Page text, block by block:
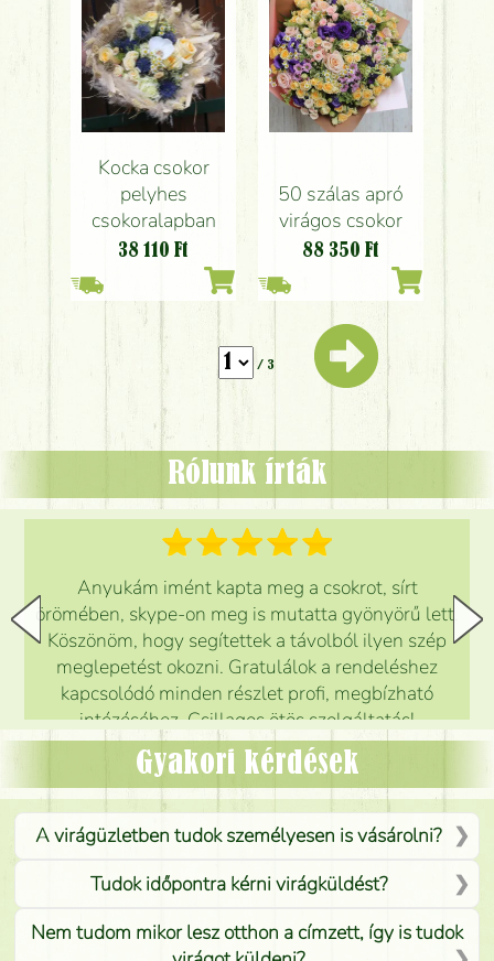
Kocka csokor
pelyhes
csokoralapban
38 110 Ft
50 szálas apró
virágos csokor
88 350 Ft
/ 3
Rólunk írták
Anyukám imént kapta meg a csokrot, sírt
örömében, skype-on meg is mutatta gyönyörű lett.
Köszönöm, hogy segítettek a távolból ilyen szép
meglepetést okozni. Gratulálok a rendeléshez
kapcsolódó minden részlet profi, megbízható
intézéséhez. Csillagos ötös szolgáltatás!
Mónika
Gyakori kérdések
A virágüzletben tudok személyesen is vásárolni?
Tudok időpontra kérni virágküldést?
Nem tudom mikor lesz otthon a címzett, így is tudok